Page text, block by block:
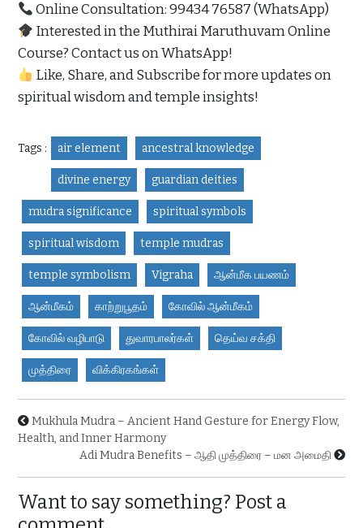
Online Consultation: 99434 76587 (WhatsApp)
Interested in the Muthirai Maruthuvam Online
Course? Contact us on WhatsApp!
Like, Share, and Subscribe for more updates on
spiritual wisdom and temple insights!
Tags : air element ancestral knowledge
divine energy guardian deities
mudra significance spiritual symbols
spiritual wisdom temple mudras
temple symbolism Vigraha ஆன்மீக பயணம்
ஆன்மீகம் காற்றுபூதம் கோவில் ஆன்மீகம்
கோவில் வழிபாடு துவாரபாலர்கள் தெய்வ சக்தி
முத்திரை விக்கிரகங்கள்
Mukhula Mudra – Ancient Hand Gesture for Energy Flow,
Health, and Inner Harmony
Adi Mudra Benefits – ஆதி முத்திரை – மன அமைதி
Want to say something? Post a